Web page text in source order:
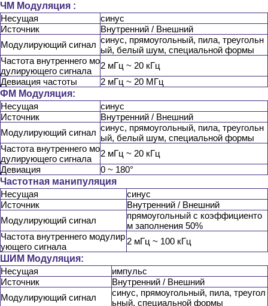
ЧМ Модуляция :
Несущая
синус
Источник
Внутренний / Внешний
Модулирующий сигнал синус, прямоугольный, пила, треугольн
ый, белый шум, специальной формы
Частота внутреннего мо
дулирующего сигнала
2 мГц ~ 20 кГц
Девиация частоты
2 мГц ~ 20 МГц
ФМ Модуляция:
Несущая
синус
Источник
Внутренний / Внешний
Модулирующий сигнал синус, прямоугольный, пила, треугольн
ый, белый шум, специальной формы
Частота внутреннего мо
дулирующего сигнала
2 мГц ~ 20 кГц
Девиация
0 ~ 180°
Частотная манипуляция
Несущая
синус
Источник
Внутренний / Внешний
Модулирующий сигнал
прямоугольный с коэффициенто
м заполнения 50%
Частота внутреннего модулир
ующего сигнала
2 мГц ~ 100 кГц
ШИМ Модуляция:
Несущая
импульс
Источник
Внутренний / Внешний
Модулирующий сигнал
синус, прямоугольный, пила, треугол
ьный, специальной формы